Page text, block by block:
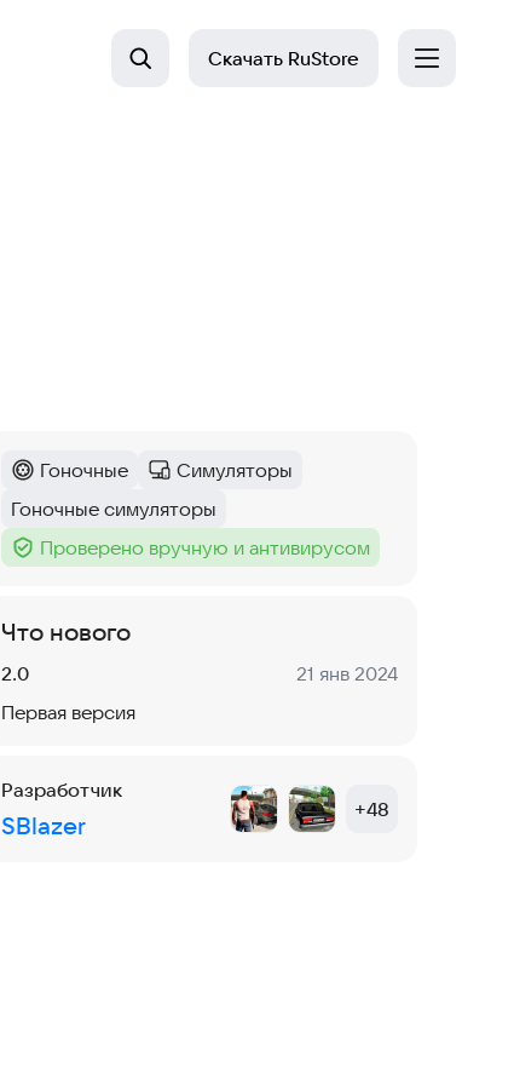
Скачать RuStore
Категория:
Гоночные
Категория:
Симуляторы
Тег:
Гоночные симуляторы
Тег :
Проверено вручную и антивирусом
Что нового
Версия:
2.0 Дата:
21 янв 2024
Первая версия
Разработчик
SBlazer
+48